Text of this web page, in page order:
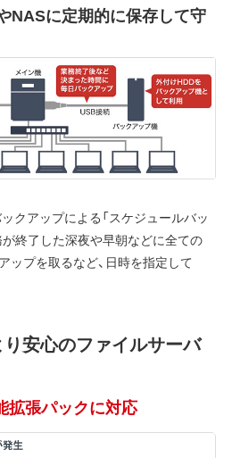
NASに定期的に保存して守
クアップによる「スケジュールバッ
が終了した深夜や早朝などに全ての
ップを取るなど、日時を指定して
安心のファイルサーバ
拡張パックに対応